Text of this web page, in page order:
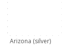
Arizona (silver)